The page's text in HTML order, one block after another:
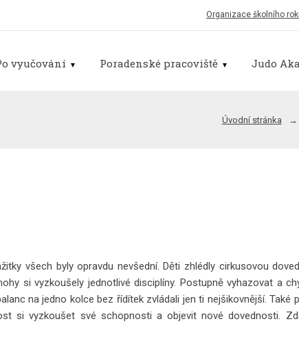
Organizace školního
vyučování Poradenské pracoviště Judo
Úvodní stránka
všech byly opravdu nevšední. Děti zhlédly cirkusovou
si vyzkoušely jednotlivé disciplíny. Postupně vyhazovat a
na jedno kolce bez řídítek zvládali jen ti nejšikovnější.
si vyzkoušet své schopnosti a objevit nové dovednosti.